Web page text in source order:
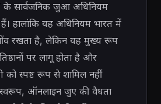
के सार्वजनिक जुआ अधिनियम
हैं। हालांकि यह अधिनियम भारत में
रखता है, लेकिन यह मुख्य रूप
पर लागू होता है और
को स्पष्ट रूप से शामिल नहीं
ऑनलाइन जुए की वैधता